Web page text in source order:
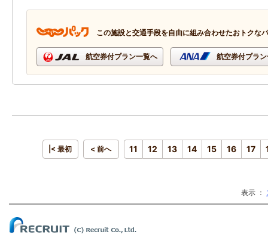
この施設と交通手段を自由に組み合わせたおトクな
航空券付プラン一覧へ 航空券付プラ
|< 最初 < 前へ 11 12 13 14 15 16 17
表示 ：